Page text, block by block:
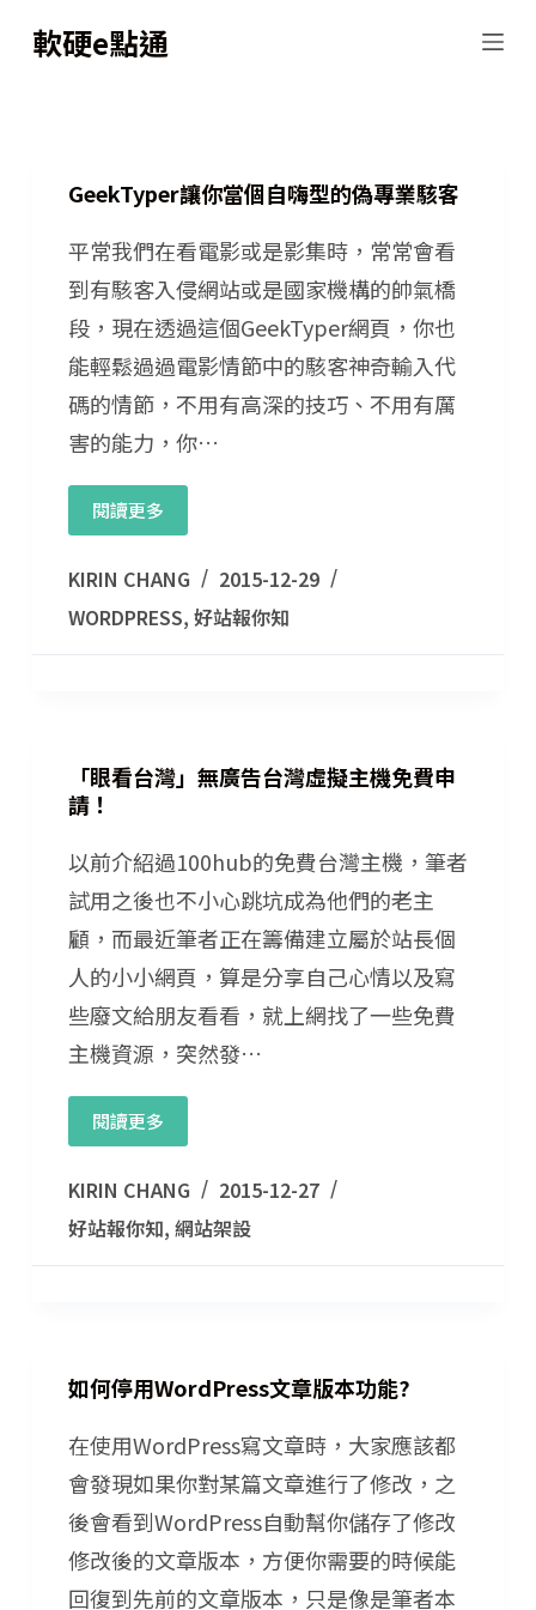
跳
軟硬e點通
GeekTyper讓你當個自嗨型的偽專業駭客
平常我們在看電影或是影集時，常常會看
到有駭客入侵網站或是國家機構的帥氣橋
段，現在透過這個GeekTyper網頁，你也
能輕鬆過過電影情節中的駭客神奇輸入代
碼的情節，不用有高深的技巧、不用有厲
害的能力，你…
閱讀更多
KIRIN CHANG
2015-12-29
WORDPRESS, 好站報你知
「眼看台灣」無廣告台灣虛擬主機免費申
請！
以前介紹過100hub的免費台灣主機，筆者
試用之後也不小心跳坑成為他們的老主
顧，而最近筆者正在籌備建立屬於站長個
人的小小網頁，算是分享自己心情以及寫
些廢文給朋友看看，就上網找了一些免費
主機資源，突然發…
閱讀更多
KIRIN CHANG
2015-12-27
好站報你知, 網站架設
如何停用WordPress文章版本功能?
在使用WordPress寫文章時，大家應該都
會發現如果你對某篇文章進行了修改，之
後會看到WordPress自動幫你儲存了修改
修改後的文章版本，方便你需要的時候能
回復到先前的文章版本，只是像是筆者本